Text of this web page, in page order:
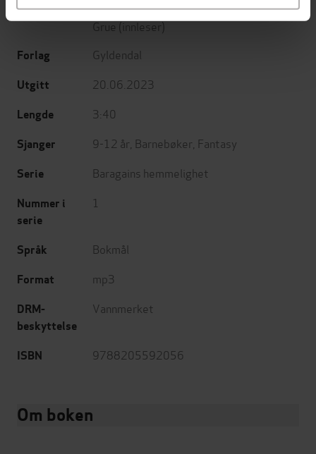
Forfattere Anne-Berit Aspås(forfatter),Kristin
Grue(innleser)
Forlag Gyldendal
Utgitt 20.06.2023
Lengde 3:40
Sjanger 9-12 år Barnebøker Fantasy
Serie Baragains hemmelighet
Nummer i
serie
1
Språk Bokmål
Format mp3
DRM-
beskyttelse
Vannmerket
ISBN 9788205592056
Om boken